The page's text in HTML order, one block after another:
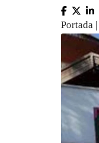
Portada |